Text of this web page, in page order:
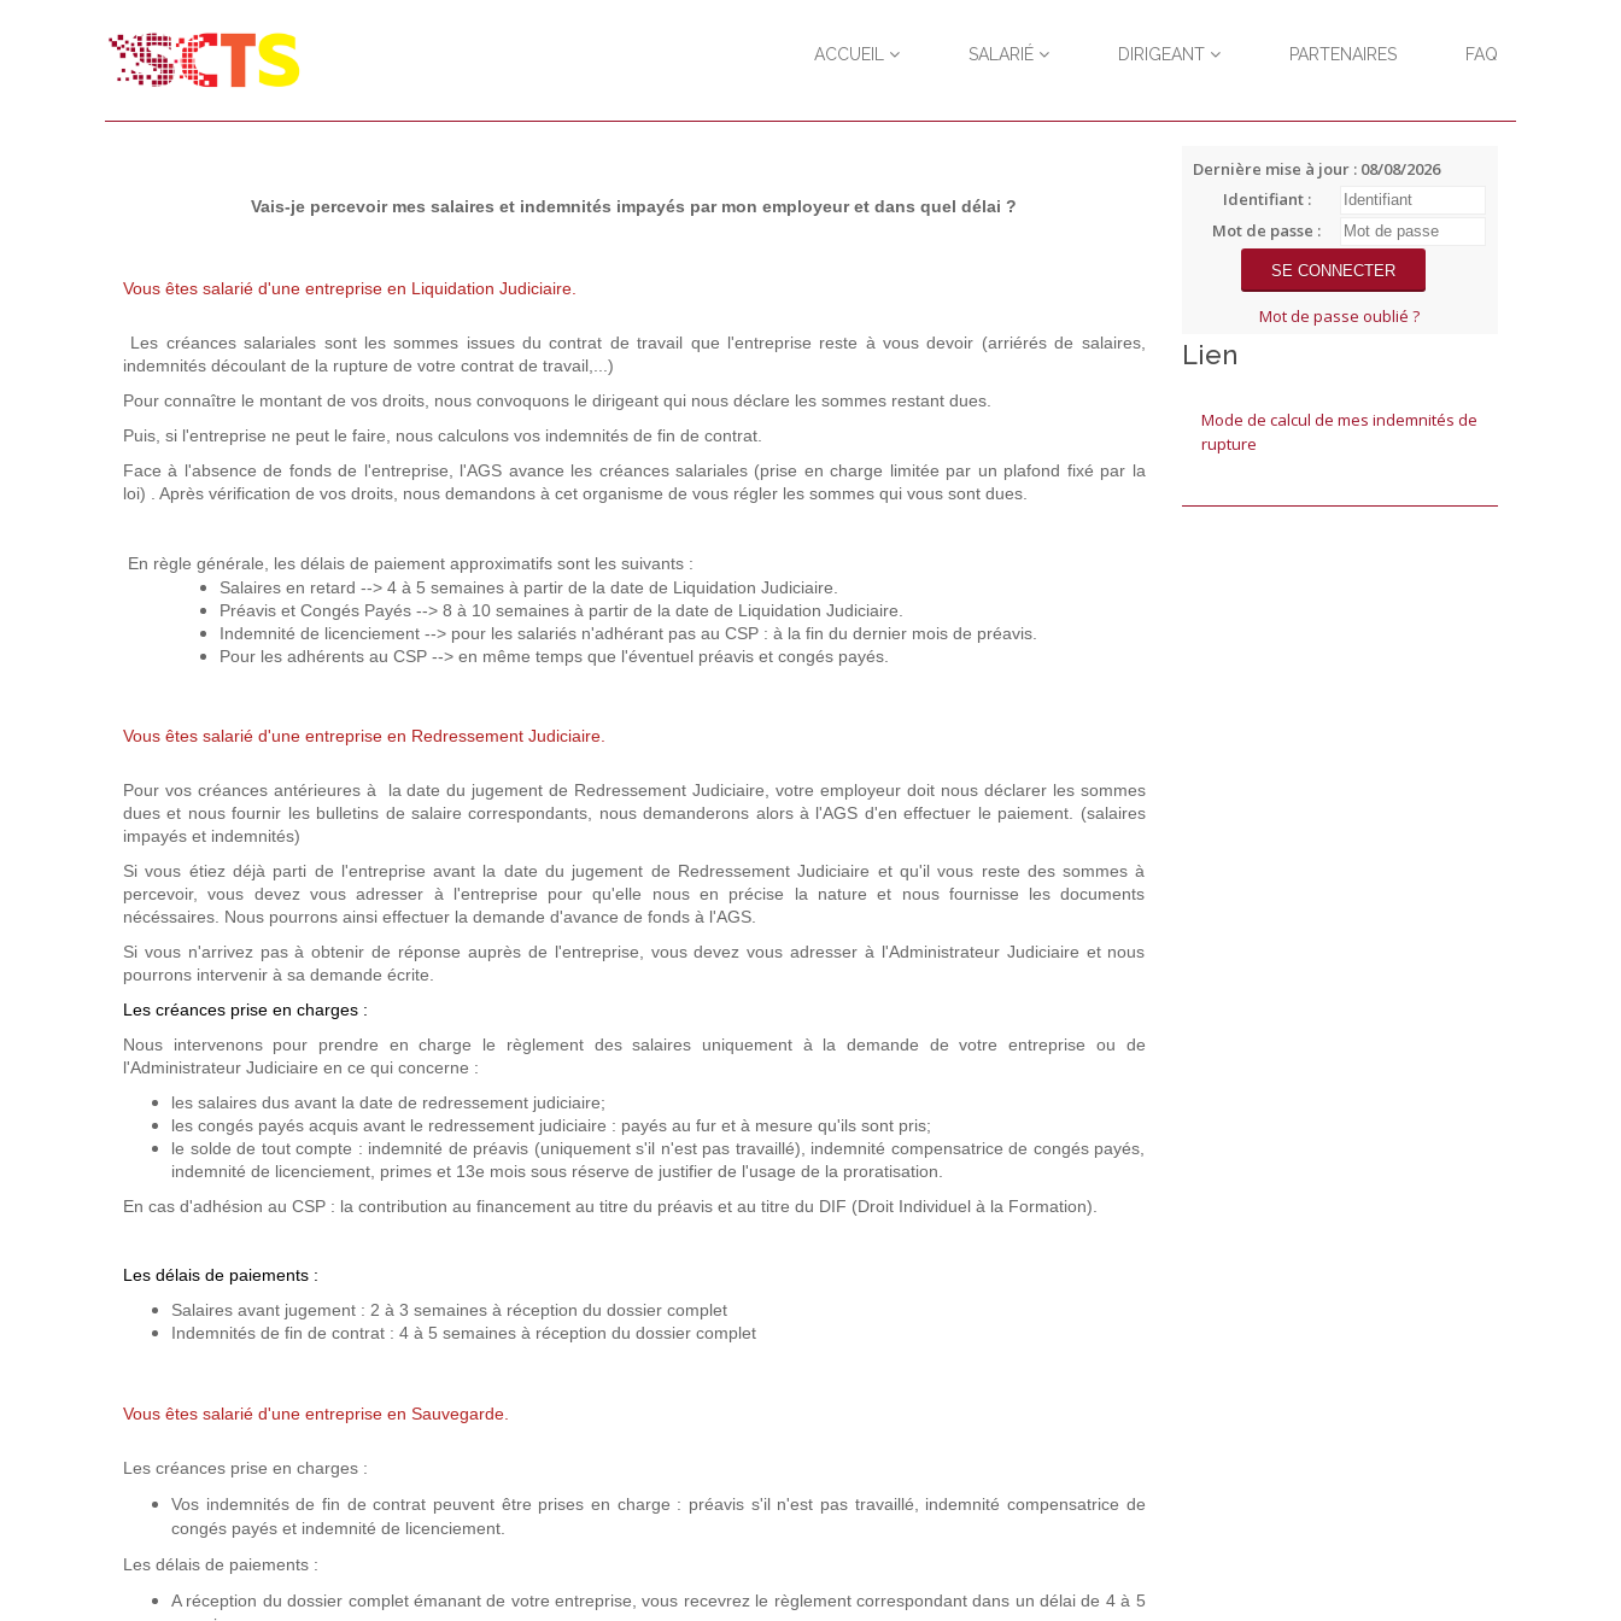
ACCUEIL SALARIÉ DIRIGEANT PARTENAIRES FAQ
Vais-je percevoir mes salaires et indemnités impayés par mon employeur et dans quel délai ?
Vous êtes salarié d'une entreprise en Liquidation Judiciaire.
Les créances salariales sont les sommes issues du contrat de travail que l'entreprise reste à vous devoir (arriérés de salaires,
indemnités découlant de la rupture de votre contrat de travail,...)
Pour connaître le montant de vos droits, nous convoquons le dirigeant qui nous déclare les sommes restant dues.
Puis, si l'entreprise ne peut le faire, nous calculons vos indemnités de fin de contrat.
Face à l'absence de fonds de l'entreprise, l'AGS avance les créances salariales (prise en charge limitée par un plafond fixé par la
loi) . Après vérification de vos droits, nous demandons à cet organisme de vous régler les sommes qui vous sont dues.
En règle générale, les délais de paiement approximatifs sont les suivants :
Salaires en retard --> 4 à 5 semaines à partir de la date de Liquidation Judiciaire.
Préavis et Congés Payés --> 8 à 10 semaines à partir de la date de Liquidation Judiciaire.
Indemnité de licenciement --> pour les salariés n'adhérant pas au CSP : à la fin du dernier mois de préavis.
Pour les adhérents au CSP --> en même temps que l'éventuel préavis et congés payés.
Vous êtes salarié d'une entreprise en Redressement Judiciaire.
Pour vos créances antérieures à la date du jugement de Redressement Judiciaire, votre employeur doit nous déclarer les sommes
dues et nous fournir les bulletins de salaire correspondants, nous demanderons alors à l'AGS d'en effectuer le paiement. (salaires
impayés et indemnités)
Si vous étiez déjà parti de l'entreprise avant la date du jugement de Redressement Judiciaire et qu'il vous reste des sommes à
percevoir, vous devez vous adresser à l'entreprise pour qu'elle nous en précise la nature et nous fournisse les documents
nécéssaires. Nous pourrons ainsi effectuer la demande d'avance de fonds à l'AGS.
Si vous n'arrivez pas à obtenir de réponse auprès de l'entreprise, vous devez vous adresser à l'Administrateur Judiciaire et nous
pourrons intervenir à sa demande écrite.
Les créances prise en charges :
Nous intervenons pour prendre en charge le règlement des salaires uniquement à la demande de votre entreprise ou de
l'Administrateur Judiciaire en ce qui concerne :
les salaires dus avant la date de redressement judiciaire;
les congés payés acquis avant le redressement judiciaire : payés au fur et à mesure qu'ils sont pris;
le solde de tout compte : indemnité de préavis (uniquement s'il n'est pas travaillé), indemnité compensatrice de congés payés,
indemnité de licenciement, primes et 13e mois sous réserve de justifier de l'usage de la proratisation.
En cas d'adhésion au CSP : la contribution au financement au titre du préavis et au titre du DIF (Droit Individuel à la Formation).
Les délais de paiements :
Salaires avant jugement : 2 à 3 semaines à réception du dossier complet
Indemnités de fin de contrat : 4 à 5 semaines à réception du dossier complet
Vous êtes salarié d'une entreprise en Sauvegarde.
Les créances prise en charges :
Vos indemnités de fin de contrat peuvent être prises en charge : préavis s'il n'est pas travaillé, indemnité compensatrice de
congés payés et indemnité de licenciement.
Les délais de paiements :
A réception du dossier complet émanant de votre entreprise, vous recevrez le règlement correspondant dans un délai de 4 à 5
Dernière mise à jour : 08/08/2026
Identifiant :
Mot de passe :
Mot de passe oublié ?
Lien
Mode de calcul de mes indemnités de
rupture